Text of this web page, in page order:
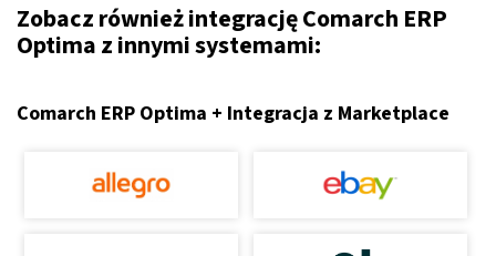
Zobacz również integrację Comarch ERP
Optima z innymi systemami:
Comarch ERP Optima + Integracja z Marketplace